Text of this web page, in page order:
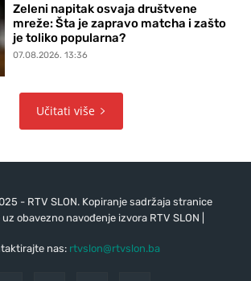
Zeleni napitak osvaja društvene
mreže: Šta je zapravo matcha i zašto
je toliko popularna?
07.08.2026. 13:36
Učitati više
- RTV SLON. Kopiranje sadržaja stranice
obavezno navođenje izvora RTV SLON |
nas: rtvslon@rtvslon.ba